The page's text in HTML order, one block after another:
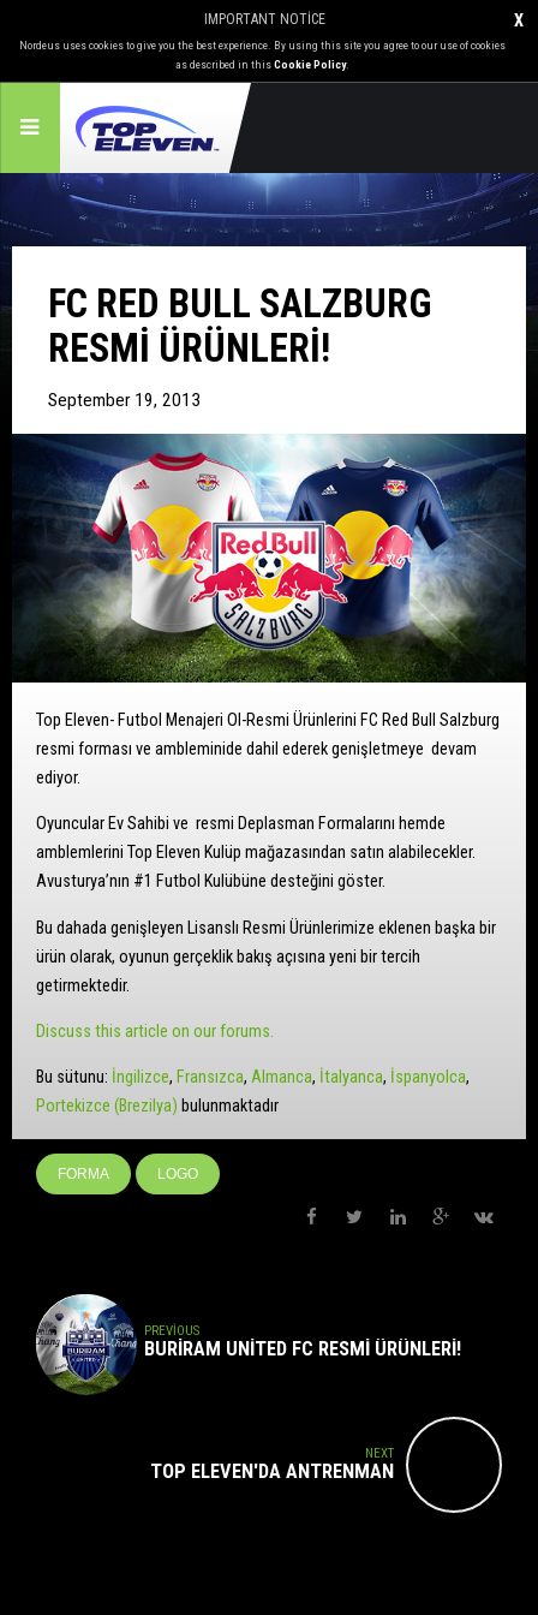
X
IMPORTANT NOTICE
Nordeus uses cookies to give you the best experience. By using this site you agree to our use of cookies
as described in thisCookie Policy.
FC RED BULL SALZBURG
RESMI ÜRÜNLERI!
September 19, 2013
Top Eleven- Futbol Menajeri Ol-Resmi Ürünlerini FC Red Bull Salzburg
resmi forması ve ambleminide dahil ederek genişletmeye devam
ediyor.
Oyuncular Ev Sahibi ve resmi Deplasman Formalarını hemde
amblemlerini Top Eleven Kulüp mağazasından satın alabilecekler.
Avusturya’nın #1 Futbol Kulübüne desteğini göster.
Bu dahada genişleyen Lisanslı Resmi Ürünlerimize eklenen başka bir
ürün olarak, oyunun gerçeklik bakış açısına yeni bir tercih
getirmektedir.
Discuss this article on our forums.
Bu sütunu: İngilizce Fransızca Almanca İtalyanca İspanyolca
Portekizce (Brezilya) bulunmaktadır
FORMA LOGO
PREVIOUS
BURIRAM UNITED FC RESMI ÜRÜNLERI!
NEXT
TOP ELEVEN'DA ANTRENMAN